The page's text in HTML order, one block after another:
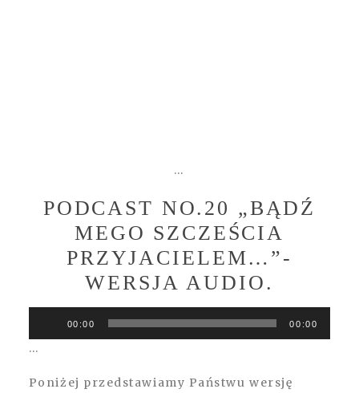
…
PODCAST NO.20 „BĄDŹ
MEGO SZCZEŚCIA
PRZYJACIELEM…”-
WERSJA AUDIO.
dźwiękowych
00:00 00:00
…
Poniżej przedstawiamy Państwu wersję